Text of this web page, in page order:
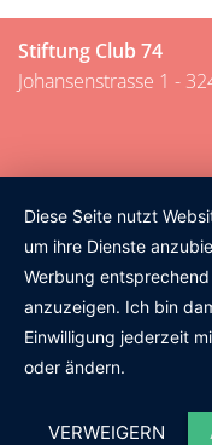
Stiftung Club 74
Johansenstrasse 1 -
Diese Seite nutzt
um ihre Dienste
Werbung
anzuzeigen. Ich bin
Einwilligung jederzeit
oder ändern.
VERWEIGERN